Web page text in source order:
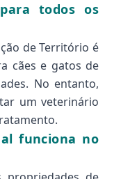
todos os
de Território é
cães e gatos de
No entanto,
um veterinário
funciona no